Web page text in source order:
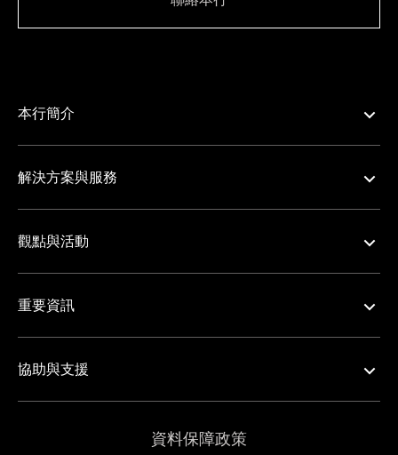
本行簡介
解決方案與服務
觀點與活動
重要資訊
協助與支援
資料保障政策